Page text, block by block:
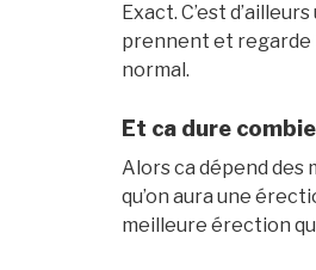
Exact. C’est
prennent et regarde
normal.
Et ca dure
Alors ca dépend des
qu’on aura une
meilleure érection